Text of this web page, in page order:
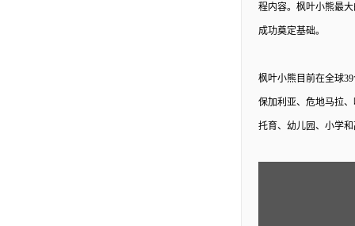
程内容。枫叶小熊最大
成功奠定基础。
枫叶小熊目前在全球
保加利亚、危地马拉
托育、幼儿园、小学